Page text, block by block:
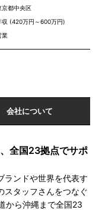
京都中央区
年収 (420万円～600万円)
業
会社について
全国23拠点でサポ
ランドや世界を代表す
スタッフさんをつなぐ
から沖縄まで全国23